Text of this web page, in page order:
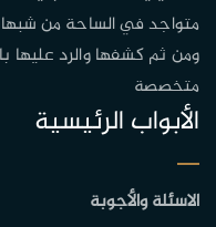
متواجد في الساحة من
ومن ثم كشفها والرد عليها
متخصصة
الأبواب الرئيسية
الاسئلة والأجوبة